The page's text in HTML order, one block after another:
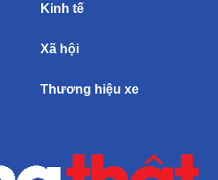
Kinh tế
Xã hội
Thương hiệu xe